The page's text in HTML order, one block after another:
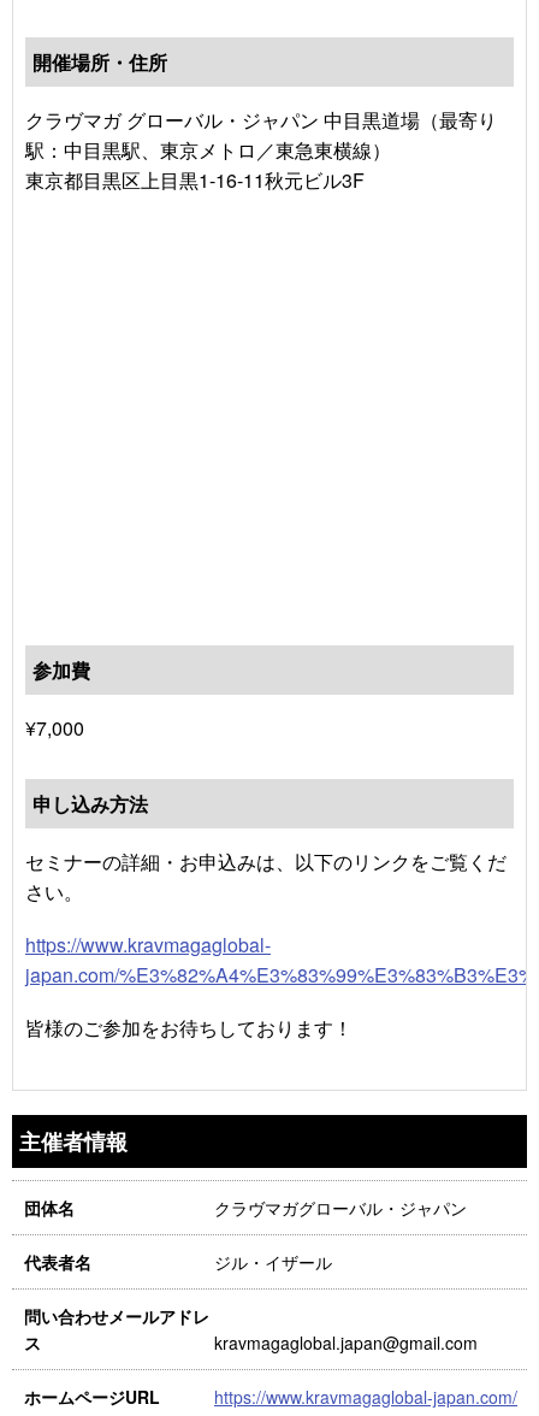
開催場所・住所
クラヴマガ グローバル・ジャパン 中目黒道場（最寄り
駅：中目黒駅、東京メトロ／東急東横線）
東京都目黒区上目黒1-16-11秋元ビル3F
参加費
¥7,000
申し込み方法
セミナーの詳細・お申込みは、以下のリンクをご覧くだ
さい。
https://www.kravmagaglobal-
japan.com/
皆様のご参加をお待ちしております！
主催者情報
団体名 クラヴマガグローバル・ジャパン
代表者名 ジル・イザール
問い合わせメールアドレ
ス
kravmagaglobal.japan@gmail.com
ホームページURL https://www.kravmagaglobal-japan.com/